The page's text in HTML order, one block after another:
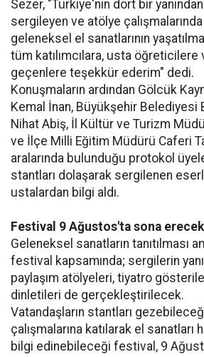
Sezer, "Türkiye'nin dört bir
sergileyen ve atölye
geleneksel el sanatlarının
tüm katılımcılara, usta öğreticilere
geçenlere teşekkür ederim" dedi.
Konuşmaların ardından Gölcük
Kemal İnan, Büyükşehir Belediyesi
Nihat Abiş, İl Kültür ve Turizm
ve İlçe Milli Eğitim Müdürü Caferi
aralarında bulunduğu protokol
stantları dolaşarak sergilenen
ustalardan bilgi aldı.
Festival 9 Ağustos'ta sona erecek
Geleneksel sanatların tanıtılması
festival kapsamında; sergilerin
paylaşım atölyeleri, tiyatro
dinletileri de gerçekleştirilecek.
Vatandaşların stantları
çalışmalarına katılarak el sanatları
bilgi edinebileceği festival, 9